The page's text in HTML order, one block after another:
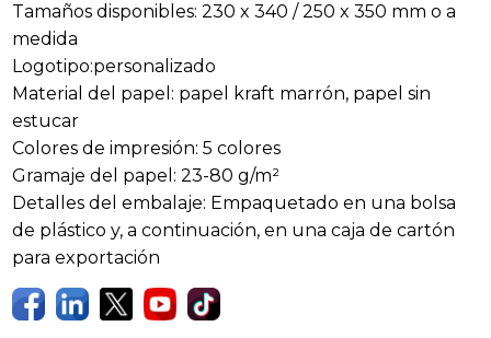
Tamaños disponibles: 230 x 340 / 250 x 350 mm o a
medida
Logotipo:personalizado
Material del papel: papel kraft marrón, papel sin
estucar
Colores de impresión: 5 colores
Gramaje del papel: 23-80 g/m²
Detalles del embalaje: Empaquetado en una bolsa
de plástico y, a continuación, en una caja de cartón
para exportación